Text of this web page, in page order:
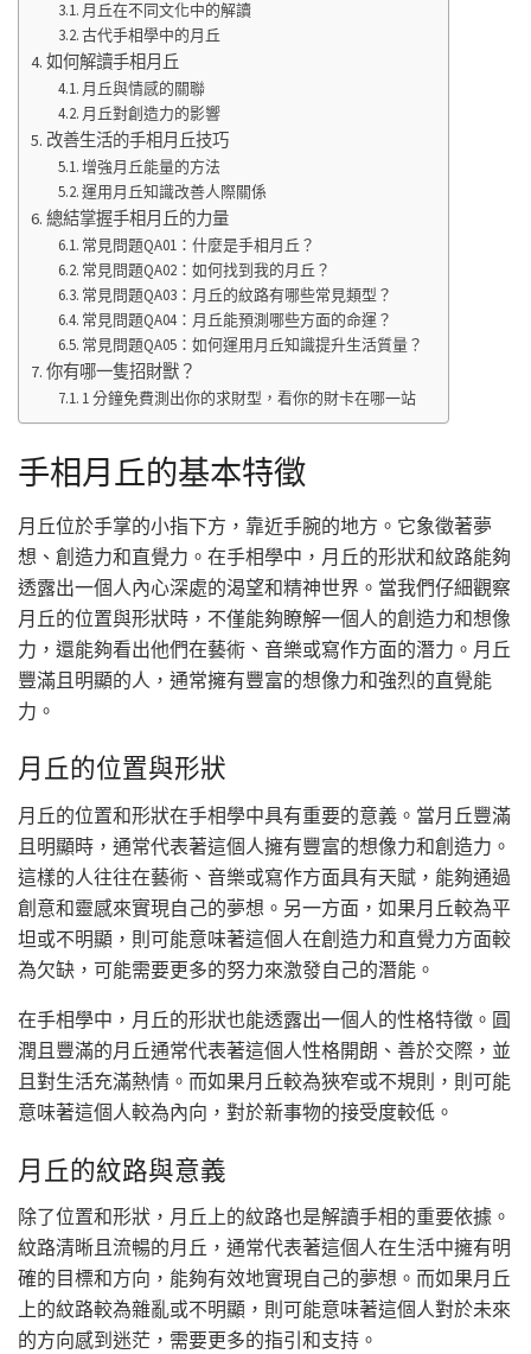
月丘在不同文化中的解讀
古代手相學中的月丘
如何解讀手相月丘
月丘與情感的關聯
月丘對創造力的影響
改善生活的手相月丘技巧
增強月丘能量的方法
運用月丘知識改善人際關係
總結掌握手相月丘的力量
常見問題QA01：什麼是手相月丘？
常見問題QA02：如何找到我的月丘？
常見問題QA03：月丘的紋路有哪些常見類型？
常見問題QA04：月丘能預測哪些方面的命運？
常見問題QA05：如何運用月丘知識提升生活質量？
你有哪一隻招財獸？
1 分鐘免費測出你的求財型，看你的財卡在哪一站
手相月丘的基本特徵
月丘位於手掌的小指下方，靠近手腕的地方。它象徵著夢
想、創造力和直覺力。在手相學中，月丘的形狀和紋路能夠
透露出一個人內心深處的渴望和精神世界。當我們仔細觀察
月丘的位置與形狀時，不僅能夠瞭解一個人的創造力和想像
力，還能夠看出他們在藝術、音樂或寫作方面的潛力。月丘
豐滿且明顯的人，通常擁有豐富的想像力和強烈的直覺能
力。
月丘的位置與形狀
月丘的位置和形狀在手相學中具有重要的意義。當月丘豐滿
且明顯時，通常代表著這個人擁有豐富的想像力和創造力。
這樣的人往往在藝術、音樂或寫作方面具有天賦，能夠通過
創意和靈感來實現自己的夢想。另一方面，如果月丘較為平
坦或不明顯，則可能意味著這個人在創造力和直覺力方面較
為欠缺，可能需要更多的努力來激發自己的潛能。
在手相學中，月丘的形狀也能透露出一個人的性格特徵。圓
潤且豐滿的月丘通常代表著這個人性格開朗、善於交際，並
且對生活充滿熱情。而如果月丘較為狹窄或不規則，則可能
意味著這個人較為內向，對於新事物的接受度較低。
月丘的紋路與意義
除了位置和形狀，月丘上的紋路也是解讀手相的重要依據。
紋路清晰且流暢的月丘，通常代表著這個人在生活中擁有明
確的目標和方向，能夠有效地實現自己的夢想。而如果月丘
上的紋路較為雜亂或不明顯，則可能意味著這個人對於未來
的方向感到迷茫，需要更多的指引和支持。